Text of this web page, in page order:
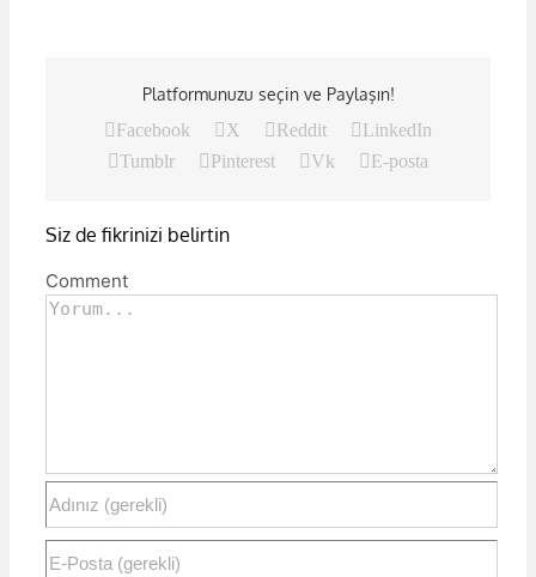
Platformunuzu seçin ve Paylaşın!
Facebook
X Reddit
LinkedIn
Tumblr
Pinterest Vk E-posta
Siz de fikrinizi belirtin
Comment